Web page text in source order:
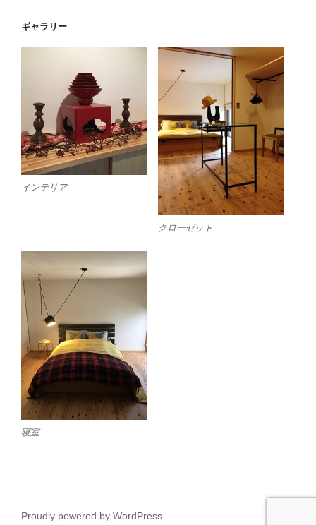
ギャラリー
インテリア
クローゼット
寝室
Proudly powered by WordPress